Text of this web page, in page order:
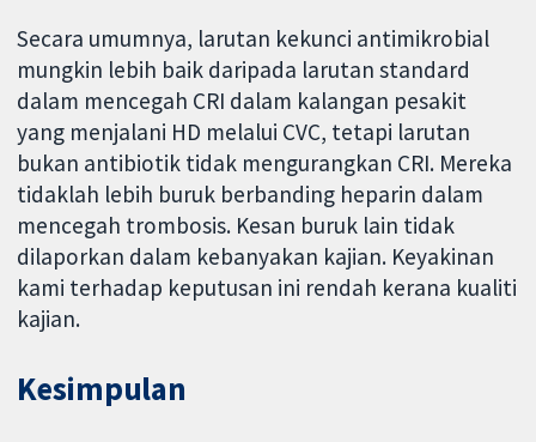
Secara umumnya, larutan kekunci antimikrobial
mungkin lebih baik daripada larutan standard
dalam mencegah CRI dalam kalangan pesakit
yang menjalani HD melalui CVC, tetapi larutan
bukan antibiotik tidak mengurangkan CRI. Mereka
tidaklah lebih buruk berbanding heparin dalam
mencegah trombosis. Kesan buruk lain tidak
dilaporkan dalam kebanyakan kajian. Keyakinan
kami terhadap keputusan ini rendah kerana kualiti
kajian.
Kesimpulan